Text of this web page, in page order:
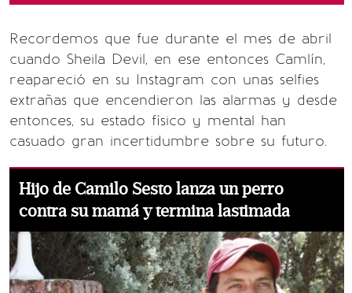
Recordemos que fue durante el mes de abril
cuando Sheila Devil, en ese entonces Camlín,
reapareció en su Instagram con unas selfies
extrañas que encendieron las alarmas y desde
entonces, su estado físico y mental han
casuado gran incertidumbre sobre su futuro.
Hijo de Camilo Sesto lanza un perro
contra su mamá y termina lastimada